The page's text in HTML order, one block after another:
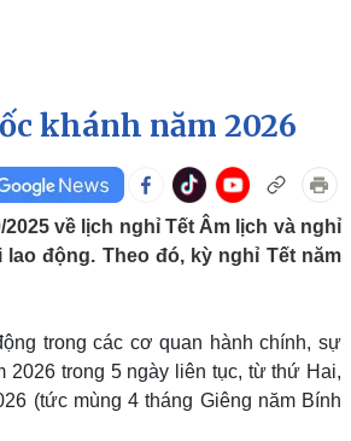
Infographic
Ô tô - Xe máy
Ô tô
Doanh
Thông
Vì cộng
Giải trí
Du lịch
khánh năm 2026
về lịch nghỉ Tết Âm lịch và nghỉ
động. Theo đó, kỳ nghỉ Tết năm
trong các cơ quan hành chính, sự
2026 trong 5 ngày liên tục, từ thứ Hai,
(tức mùng 4 tháng Giêng năm Bính